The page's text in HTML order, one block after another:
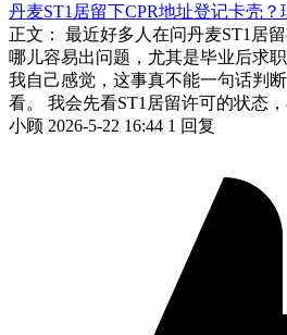
丹麦ST1居留下CPR地址登记卡壳
正文： 最近好多人在问丹麦ST1居
哪儿容易出问题，尤其是毕业后求
我自己感觉，这事真不能一句话判
看。 我会先看ST1居留许可的状态
小顾 2026-5-22 16:44 1 回复